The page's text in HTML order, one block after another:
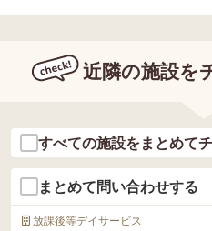
近隣の施設を
すべての施設をまとめて
まとめて問い合わせする
放課後等デイサービス